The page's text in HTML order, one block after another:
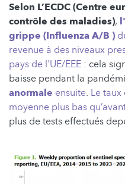
Selon L’ECDC (Centre
contrôle des maladies),
grippe (Influenza A/B )
revenue à des niveaux
pays de l'UE/EEE : cela
baisse pendant la
anormale ensuite. Le
moyenne plus bas
plus de tests effectués